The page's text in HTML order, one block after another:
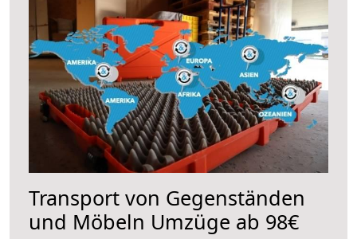
Transport von Gegenständen
und Möbeln Umzüge ab 98€